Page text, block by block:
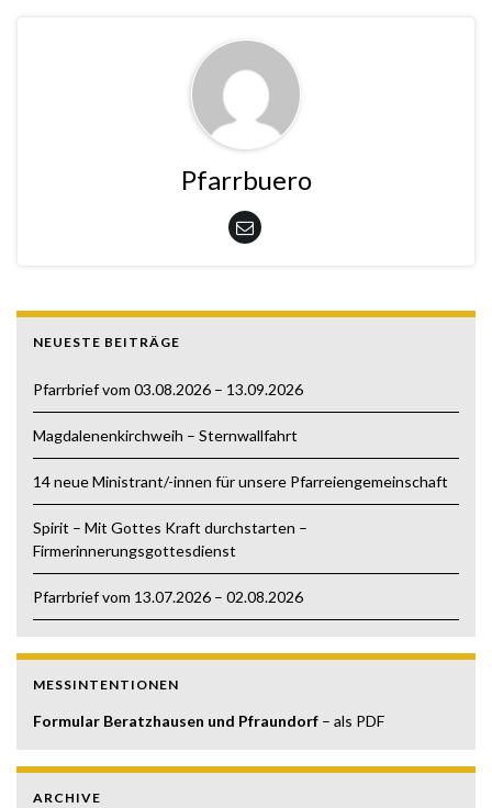
Pfarrbuero
NEUESTE BEITRÄGE
Pfarrbrief vom 03.08.2026 – 13.09.2026
Magdalenenkirchweih – Sternwallfahrt
14 neue Ministrant/-innen für unsere Pfarreiengemeinschaft
Spirit – Mit Gottes Kraft durchstarten –
Firmerinnerungsgottesdienst
Pfarrbrief vom 13.07.2026 – 02.08.2026
MESSINTENTIONEN
Formular Beratzhausen und Pfraundorf – als PDF
ARCHIVE